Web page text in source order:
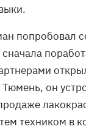
попробовал
он
техником в